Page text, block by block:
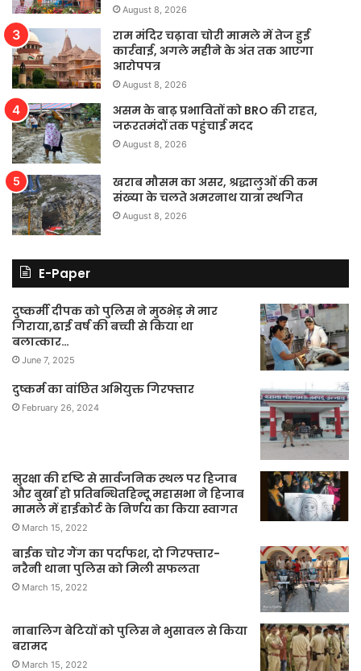
August 8, 2026
राम मंदिर चढ़ावा चोरी मामले में तेज हुई
कार्रवाई, अगले महीने के अंत तक आएगा
आरोपपत्र
August 8, 2026
असम के बाढ़ प्रभावितों को BRO की राहत,
जरूरतमंदों तक पहुंचाई मदद
August 8, 2026
खराब मौसम का असर, श्रद्धालुओं की कम
संख्या के चलते अमरनाथ यात्रा स्थगित
August 8, 2026
E-Paper
दुष्कर्मी दीपक को पुलिस ने मुठभेड़ मे मार
गिराया,ढाई वर्ष की बच्ची से किया था
बलात्कार…
June 7, 2025
दुष्कर्म का वांछित अभियुक्त गिरफ्तार
February 26, 2024
सुरक्षा की दृष्टि से सार्वजनिक स्थल पर हिजाब
और बुर्खा हो प्रतिबन्धितहिन्दू महासभा ने हिजाब
मामले में हाईकोर्ट के निर्णय का किया स्वागत
March 15, 2022
बाईक चोर गैंग का पर्दाफश, दो गिरफ्तार-
नरैनी थाना पुलिस को मिली सफलता
March 15, 2022
नाबालिग बेटियों को पुलिस ने भुसावल से किया
बरामद
March 15, 2022